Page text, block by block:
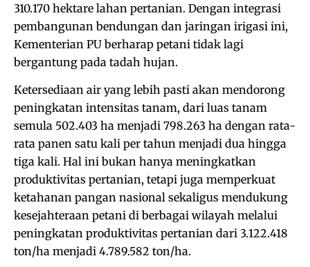
310.170 hektare lahan pertanian. Dengan integrasi
pembangunan bendungan dan jaringan irigasi ini,
Kementerian PU berharap petani tidak lagi
bergantung pada tadah hujan.
Ketersediaan air yang lebih pasti akan mendorong
peningkatan intensitas tanam, dari luas tanam
semula 502.403 ha menjadi 798.263 ha dengan rata-
rata panen satu kali per tahun menjadi dua hingga
tiga kali. Hal ini bukan hanya meningkatkan
produktivitas pertanian, tetapi juga memperkuat
ketahanan pangan nasional sekaligus mendukung
kesejahteraan petani di berbagai wilayah melalui
peningkatan produktivitas pertanian dari 3.122.418
ton/ha menjadi 4.789.582 ton/ha.